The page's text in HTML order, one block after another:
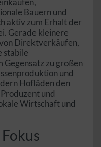
Bauern und
aktiv zum Erhalt der
Gerade kleinere
Direktverkäufen,
stabile
Gegensatz zu großen
und
Hofläden den
und
Wirtschaft und